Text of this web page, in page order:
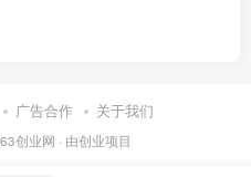
广告合作 关于我们
创业网 · 由创业项目